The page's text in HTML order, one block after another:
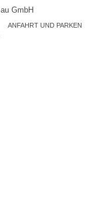
GmbH
ANFAHRT UND PARKEN